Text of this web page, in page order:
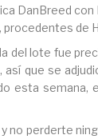
DanBreed con
procedentes de
del lote fue
así que se
esta semana,
no perderte